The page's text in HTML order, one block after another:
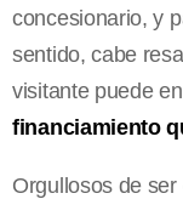
concesionario, y
sentido, cabe
visitante puede
financiamiento
Orgullosos de ser